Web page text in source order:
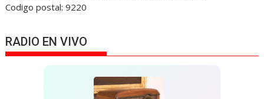
Codigo postal: 9220
RADIO EN VIVO